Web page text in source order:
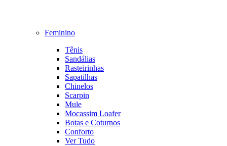
Feminino
Tênis
Sandálias
Rasteirinhas
Sapatilhas
Chinelos
Scarpin
Mule
Mocassim Loafer
Botas e Coturnos
Conforto
Ver Tudo